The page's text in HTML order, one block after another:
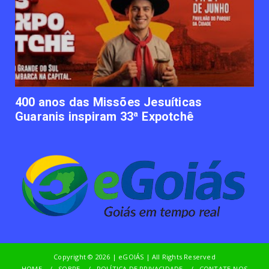
Empresas apostam em iniciativas de
felicidade corporativa pa...
June 09, 2023
UNCATEGORIZED
Lawtech gaúcha ajuda advogados a
organizarem sua vida financ...
400 anos das Missões Jesuíticas
Guaranis inspiram 33ª Expotchê
Copyright © 2026 | eGOIÁS | All Rights Reserved